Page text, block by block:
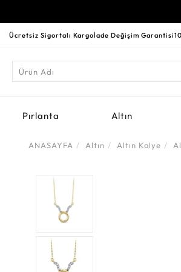
Ücretsiz Sigortalı Kargoİade Değişim Garantisi
Pırlanta Altın
ANASAYFA Altın Altın Kolye